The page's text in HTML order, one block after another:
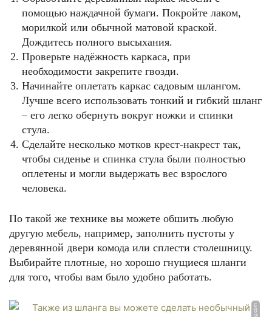
помощью наждачной бумаги. Покройте лаком,
морилкой или обычной матовой краской.
Дождитесь полного высыхания.
Проверьте надёжность каркаса, при
необходимости закрепите гвозди.
Начинайте оплетать каркас садовым шлангом.
Лучше всего использовать тонкий и гибкий шланг
– его легко обернуть вокруг ножки и спинки
стула.
Сделайте несколько мотков крест-накрест так,
чтобы сиденье и спинка стула были полностью
оплетены и могли выдержать вес взрослого
человека.
По такой же технике вы можете обшить любую
другую мебель, например, заполнить пустоты у
деревянной двери комода или сплести столешницу.
Выбирайте плотные, но хорошо гнущиеся шланги
для того, чтобы вам было удобно работать.